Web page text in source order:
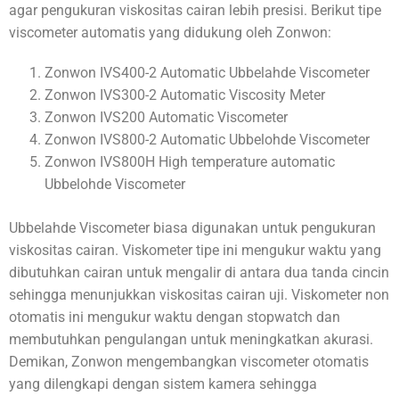
agar pengukuran viskositas cairan lebih presisi. Berikut tipe
viscometer automatis yang didukung oleh Zonwon:
Zonwon IVS400-2 Automatic Ubbelahde Viscometer
Zonwon IVS300-2 Automatic Viscosity Meter
Zonwon IVS200 Automatic Viscometer
Zonwon IVS800-2 Automatic Ubbelohde Viscometer
Zonwon IVS800H High temperature automatic
Ubbelohde Viscometer
Ubbelahde Viscometer biasa digunakan untuk pengukuran
viskositas cairan. Viskometer tipe ini mengukur waktu yang
dibutuhkan cairan untuk mengalir di antara dua tanda cincin
sehingga menunjukkan viskositas cairan uji. Viskometer non
otomatis ini mengukur waktu dengan stopwatch dan
membutuhkan pengulangan untuk meningkatkan akurasi.
Demikan, Zonwon mengembangkan viscometer otomatis
yang dilengkapi dengan sistem kamera sehingga